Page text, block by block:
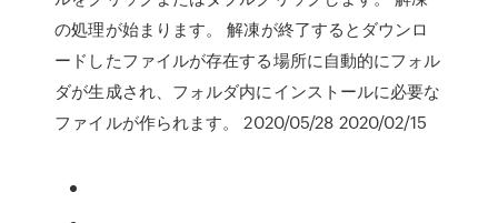
の処理が始まります。 解凍が終了するとダウンロ
ードしたファイルが存在する場所に自動的にフォル
ダが生成され、フォルダ内にインストールに必要な
ファイルが作られます。 2020/05/28 2020/02/15